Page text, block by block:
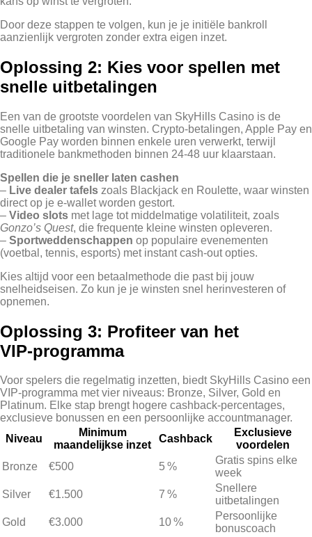
Door deze stappen te volgen, kun je je initiële bankroll
aanzienlijk vergroten zonder extra eigen inzet.
Oplossing 2: Kies voor spellen met
snelle uitbetalingen
Een van de grootste voordelen van SkyHills Casino is de
snelle uitbetaling van winsten. Crypto‑betalingen, Apple Pay en
Google Pay worden binnen enkele uren verwerkt, terwijl
traditionele bankmethoden binnen 24‑48 uur klaarstaan.
Spellen die je sneller laten cashen
– Live dealer tafels zoals Blackjack en Roulette, waar winsten
direct op je e‑wallet worden gestort.
– Video slots met lage tot middelmatige volatiliteit, zoals
Gonzo’s Quest, die frequente kleine winsten opleveren.
– Sportweddenschappen op populaire evenementen
(voetbal, tennis, esports) met instant cash‑out opties.
Kies altijd voor een betaalmethode die past bij jouw
snelheidseisen. Zo kun je je winsten snel herinvesteren of
opnemen.
Oplossing 3: Profiteer van het
VIP‑programma
Voor spelers die regelmatig inzetten, biedt SkyHills Casino een
VIP‑programma met vier niveaus: Bronze, Silver, Gold en
Platinum. Elke stap brengt hogere cashback‑percentages,
exclusieve bonussen en een persoonlijke accountmanager.
Niveau
Minimum
maandelijkse inzet
Cashback
Exclusieve
voordelen
Bronze
€500 5 %
Gratis spins elke
week
Silver
€1.500 7 %
Snellere
uitbetalingen
Gold
€3.000 10 %
Persoonlijke
bonuscoach